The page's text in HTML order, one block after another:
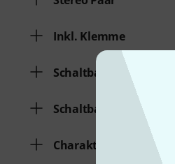
Inkl. Klemme
Schaltbarer Lowcut
Schaltbarer Pad
Charakteristik